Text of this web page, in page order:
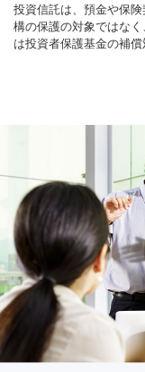
投資信託は、預金や保
構の保護の対象ではな
は投資者保護基金の補償